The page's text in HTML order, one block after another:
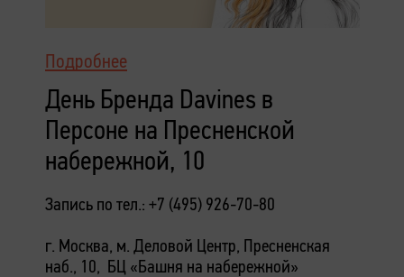
Подробнее
День Бренда Davines в
Персоне на Пресненской
набережной, 10
Запись по тел.: +7 (495) 926-70-80
г. Москва, м. Деловой Центр, Пресненская
наб., 10, БЦ «Башня на набережной»